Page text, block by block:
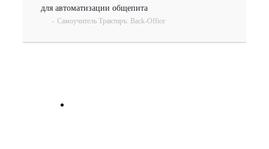
для автоматизации общепита
- Самоучитель Трактиръ: Back-Office